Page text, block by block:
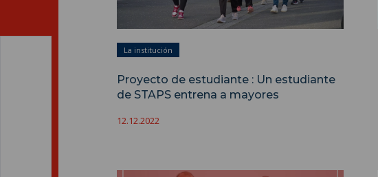
La institución
Proyecto de estudiante : Un estudiante
de STAPS entrena a mayores
12.12.2022